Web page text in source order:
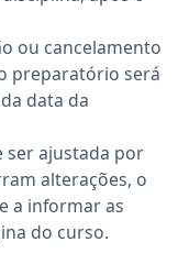
ou cancelamento
preparatório será
data da
ser ajustada por
alterações, o
a informar as
do curso.